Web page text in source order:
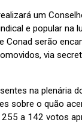
um
e popular
serão
via
na plenária
sobre o quão
a 142 votos